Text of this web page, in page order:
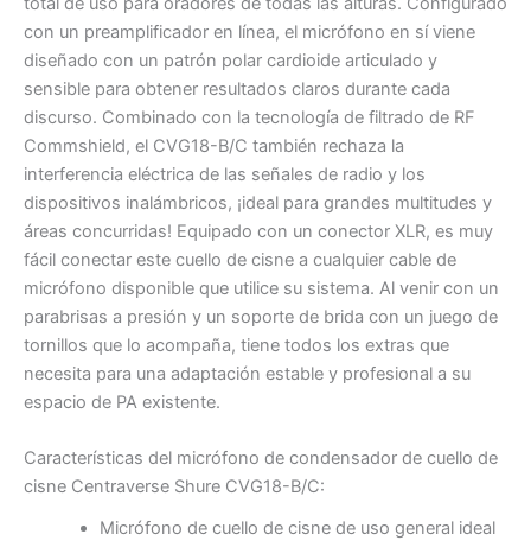
con un preamplificador en línea, el micrófono en sí viene
diseñado con un patrón polar cardioide articulado y
sensible para obtener resultados claros durante cada
discurso. Combinado con la tecnología de filtrado de RF
Commshield, el CVG18-B/C también rechaza la
interferencia eléctrica de las señales de radio y los
dispositivos inalámbricos, ¡ideal para grandes multitudes y
áreas concurridas! Equipado con un conector XLR, es muy
fácil conectar este cuello de cisne a cualquier cable de
micrófono disponible que utilice su sistema. Al venir con un
parabrisas a presión y un soporte de brida con un juego de
tornillos que lo acompaña, tiene todos los extras que
necesita para una adaptación estable y profesional a su
espacio de PA existente.
Características del micrófono de condensador de cuello de
cisne Centraverse Shure CVG18-B/C:
Micrófono de cuello de cisne de uso general ideal